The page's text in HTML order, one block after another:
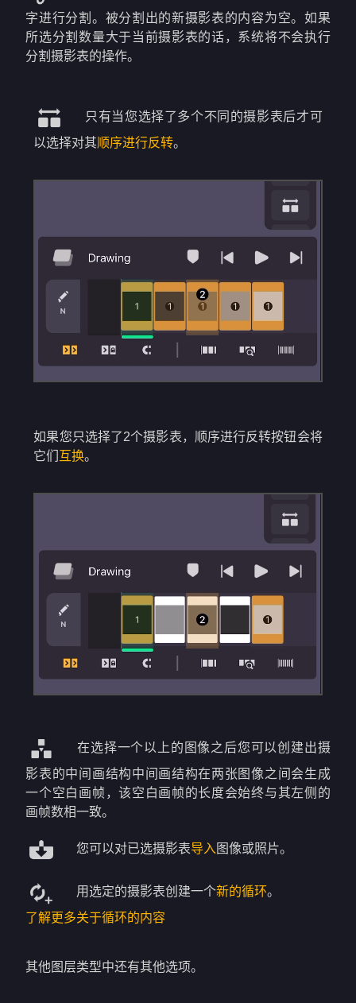
字进行分割。被分割出的新摄影表的内容为空。如果
所选分割数量大于当前摄影表的话，系统将不会执行
分割摄影表的操作。
只有当您选择了多个不同的摄影表后才可
以选择对其顺序进行反转。
如果您只选择了2个摄影表，顺序进行反转按钮会将
它们 互换。
在选择一个以上的图像之后您可以创建出摄
影表的中间画结构中间画结构在两张图像之间会生成
一个空白画帧，该空白画帧的长度会始终与其左侧的
画帧数相一致。
您可以对已选摄影表导入 图像或照片。
用选定的摄影表创建一个新的循环。
了解更多关于循环的内容
其他图层类型中还有其他选项。